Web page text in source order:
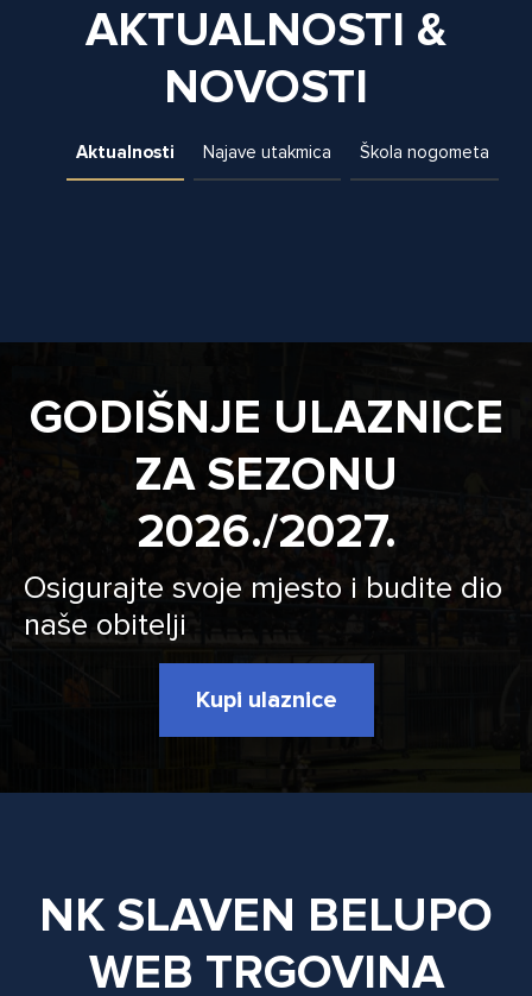
AKTUALNOSTI &
NOVOSTI
Aktualnosti Najave utakmica Škola nogometa
GODIŠNJE ULAZNICE
ZA SEZONU
2026./2027.
Osigurajte svoje mjesto i budite dio
naše obitelji
Kupi ulaznice
NK SLAVEN BELUPO
WEB TRGOVINA